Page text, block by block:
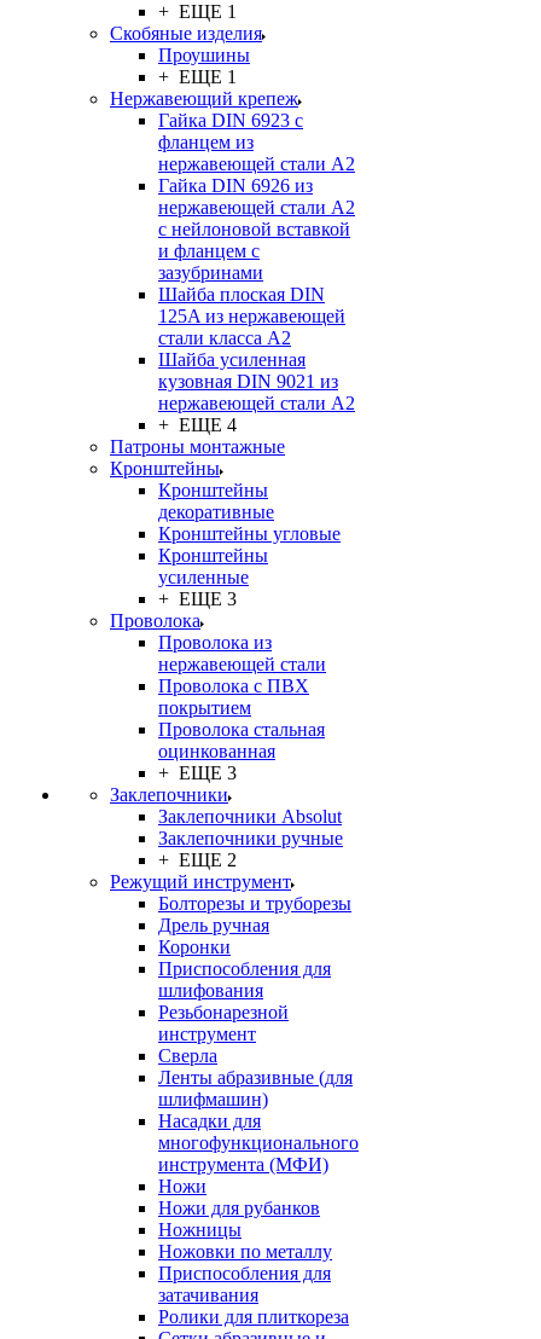
+ ЕЩЕ 1
Скобяные изделия
Проушины
+ ЕЩЕ 1
Нержавеющий крепеж
Гайка DIN 6923 с
фланцем из
нержавеющей стали А2
Гайка DIN 6926 из
нержавеющей стали А2
с нейлоновой вставкой
и фланцем с
зазубринами
Шайба плоская DIN
125A из нержавеющей
стали класса A2
Шайба усиленная
кузовная DIN 9021 из
нержавеющей стали А2
+ ЕЩЕ 4
Патроны монтажные
Кронштейны
Кронштейны
декоративные
Кронштейны угловые
Кронштейны
усиленные
+ ЕЩЕ 3
Проволока
Проволока из
нержавеющей стали
Проволока с ПВХ
покрытием
Проволока стальная
оцинкованная
+ ЕЩЕ 3
Заклепочники
Заклепочники Absolut
Заклепочники ручные
+ ЕЩЕ 2
Режущий инструмент
Болторезы и труборезы
Дрель ручная
Коронки
Приспособления для
шлифования
Резьбонарезной
инструмент
Сверла
Ленты абразивные (для
шлифмашин)
Насадки для
многофункционального
инструмента (МФИ)
Ножи
Ножи для рубанков
Ножницы
Ножовки по металлу
Приспособления для
затачивания
Ролики для плиткореза